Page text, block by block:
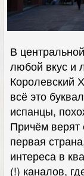
В
любой вкус и
Королевский
всё это
испанцы,
Причём верят
первая
интереса в
(!) каналов,